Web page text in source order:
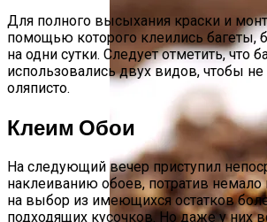
Для полного высыхания краски и
помощью которого клеились багеты,
на одни сутки. Следует отметить, что
использовались двух видов, чтобы
оляписто.
Клеим Обои
На следующий вечер приступил
наклеиванию обоев, потратив
на выбор из имеющихся остатков
подходящих кусочков. Но даже у них